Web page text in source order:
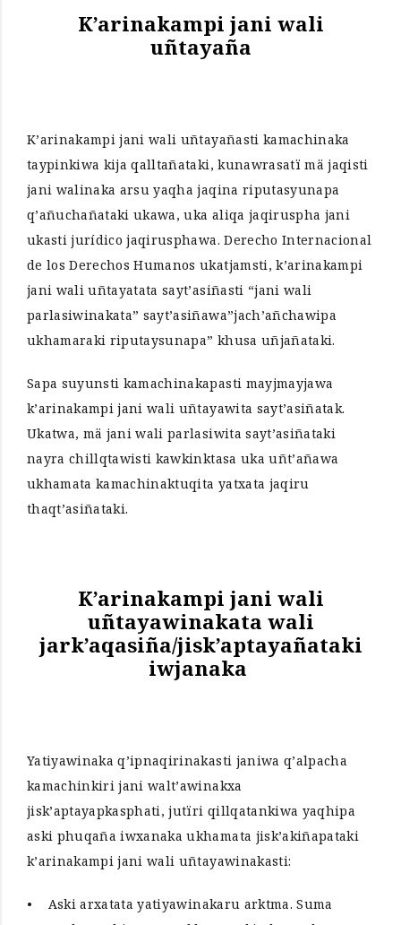
K’arinakampi jani wali
uñtayaña
K’arinakampi jani wali uñtayañasti kamachinaka
taypinkiwa kija qalltañataki, kunawrasatï mä jaqisti
jani walinaka arsu yaqha jaqina riputasyunapa
q’añuchañataki ukawa, uka aliqa jaqiruspha jani
ukasti jurídico jaqirusphawa. Derecho Internacional
de los Derechos Humanos ukatjamsti, k’arinakampi
jani wali uñtayatata sayt’asiñasti “jani wali
parlasiwinakata” sayt’asiñawa”jach’añchawipa
ukhamaraki riputaysunapa” khusa uñjañataki.
Sapa suyunsti kamachinakapasti mayjmayjawa
k’arinakampi jani wali uñtayawita sayt’asiñatak.
Ukatwa, mä jani wali parlasiwita sayt’asiñataki
nayra chillqtawisti kawkinktasa uka uñt’añawa
ukhamata kamachinaktuqita yatxata jaqiru
thaqt’asiñataki.
K’arinakampi jani wali
uñtayawinakata wali
jark’aqasiña/jisk’aptayañataki
iwjanaka
Yatiyawinaka q’ipnaqirinakasti janiwa q’alpacha
kamachinkiri jani walt’awinakxa
jisk’aptayapkasphati, jutïri qillqatankiwa yaqhipa
aski phuqaña iwxanaka ukhamata jisk’akiñapataki
k’arinakampi jani wali uñtayawinakasti:
• Aski arxatata yatiyawinakaru arktma. Suma